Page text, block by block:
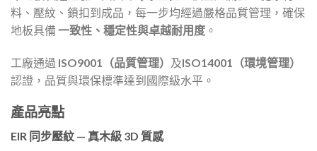
料、壓紋、鎖扣到成品，每一步均經過嚴格品質管理，確保
地板具備 一致性、穩定性與卓越耐用度 。
工廠通過 ISO9001（品質管理） 及ISO14001（環境管理）
認證，品質與環保標準達到國際級水平。
產品亮點
EIR 同步壓紋 — 真木級 3D 質感